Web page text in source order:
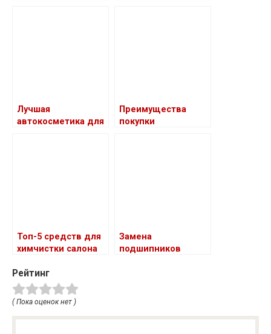
Лучшая
автокосметика для
Преимущества
покупки
Топ-5 средств для
химчистки салона
руками
Замена
подшипников
Рейтинг
( Пока оценок нет )